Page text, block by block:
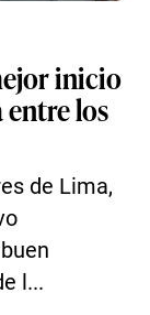
inicio
entre los
de Lima,
l...